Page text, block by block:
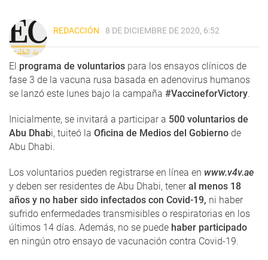
REDACCIÓN 8 DE DICIEMBRE DE 2020, 6:52
El programa de voluntarios para los ensayos clínicos de
fase 3 de la vacuna rusa basada en adenovirus humanos
se lanzó este lunes bajo la campaña #VaccineforVictory.
Inicialmente, se invitará a participar a 500 voluntarios de
Abu Dhabi, tuiteó la Oficina de Medios del Gobierno de
Abu Dhabi.
Los voluntarios pueden registrarse en línea en www.v4v.ae
y deben ser residentes de Abu Dhabi, teneral menos 18
años y no haber sido infectados con Covid-19, ni haber
sufrido enfermedades transmisibles o respiratorias en los
últimos 14 días. Además, no se puede haber participado
en ningún otro ensayo de vacunación contra Covid-19.